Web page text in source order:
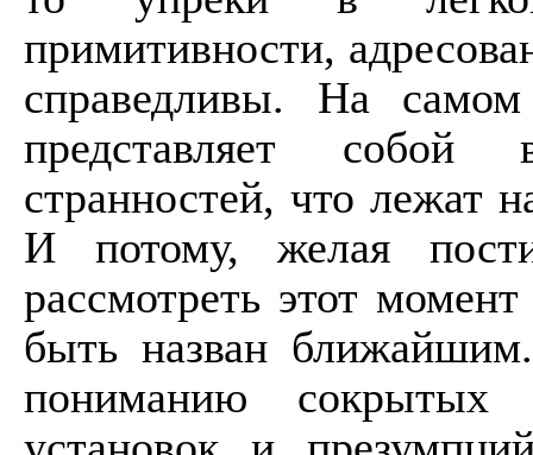
примитивности,
справедливы. На
представляет собой
странностей, что лежат
И потому, желая
рассмотреть этот
быть назван
пониманию сокрытых